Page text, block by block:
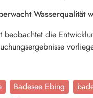
Wasserqualität
beobachtet die
Badesee Ebing